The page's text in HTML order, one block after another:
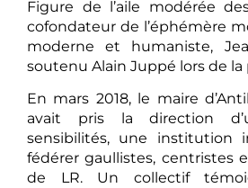
Figure de l’aile modérée
cofondateur de l’éphémère
moderne et humaniste,
soutenu Alain Juppé lors de la
En mars 2018, le maire
avait pris la direction
sensibilités, une institution
fédérer gaullistes, centristes
de LR. Un collectif